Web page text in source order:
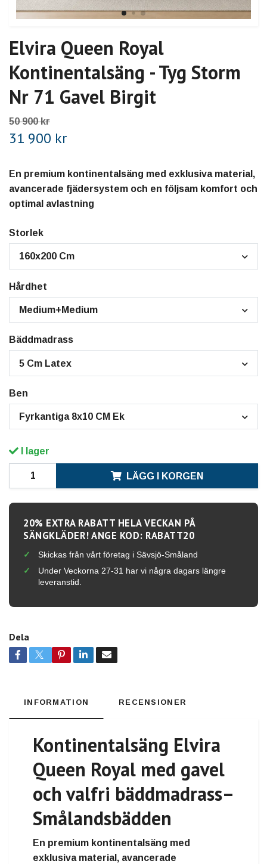
Elvira Queen Royal
Kontinentalsäng - Tyg Storm
Nr 71 Gavel Birgit
50 900 kr
31 900 kr
En premium kontinentalsäng med exklusiva material,
avancerade fjädersystem och en följsam komfort och
optimal avlastning
Storlek
160x200 Cm
Hårdhet
Medium+Medium
Bäddmadrass
5 Cm Latex
Ben
Fyrkantiga 8x10 CM Ek
I lager
LÄGG I KORGEN
20% EXTRA RABATT HELA VECKAN PÅ
SÄNGKLÄDER! ANGE KOD: RABATT20
Skickas från vårt företag i Sävsjö-Småland
Under Veckorna 27-31 har vi några dagars längre
leveranstid.
Dela
INFORMATION RECENSIONER
Kontinentalsäng Elvira
Queen Royal med gavel
och valfri bäddmadrass–
Smålandsbädden
En premium kontinentalsäng med
exklusiva material, avancerade